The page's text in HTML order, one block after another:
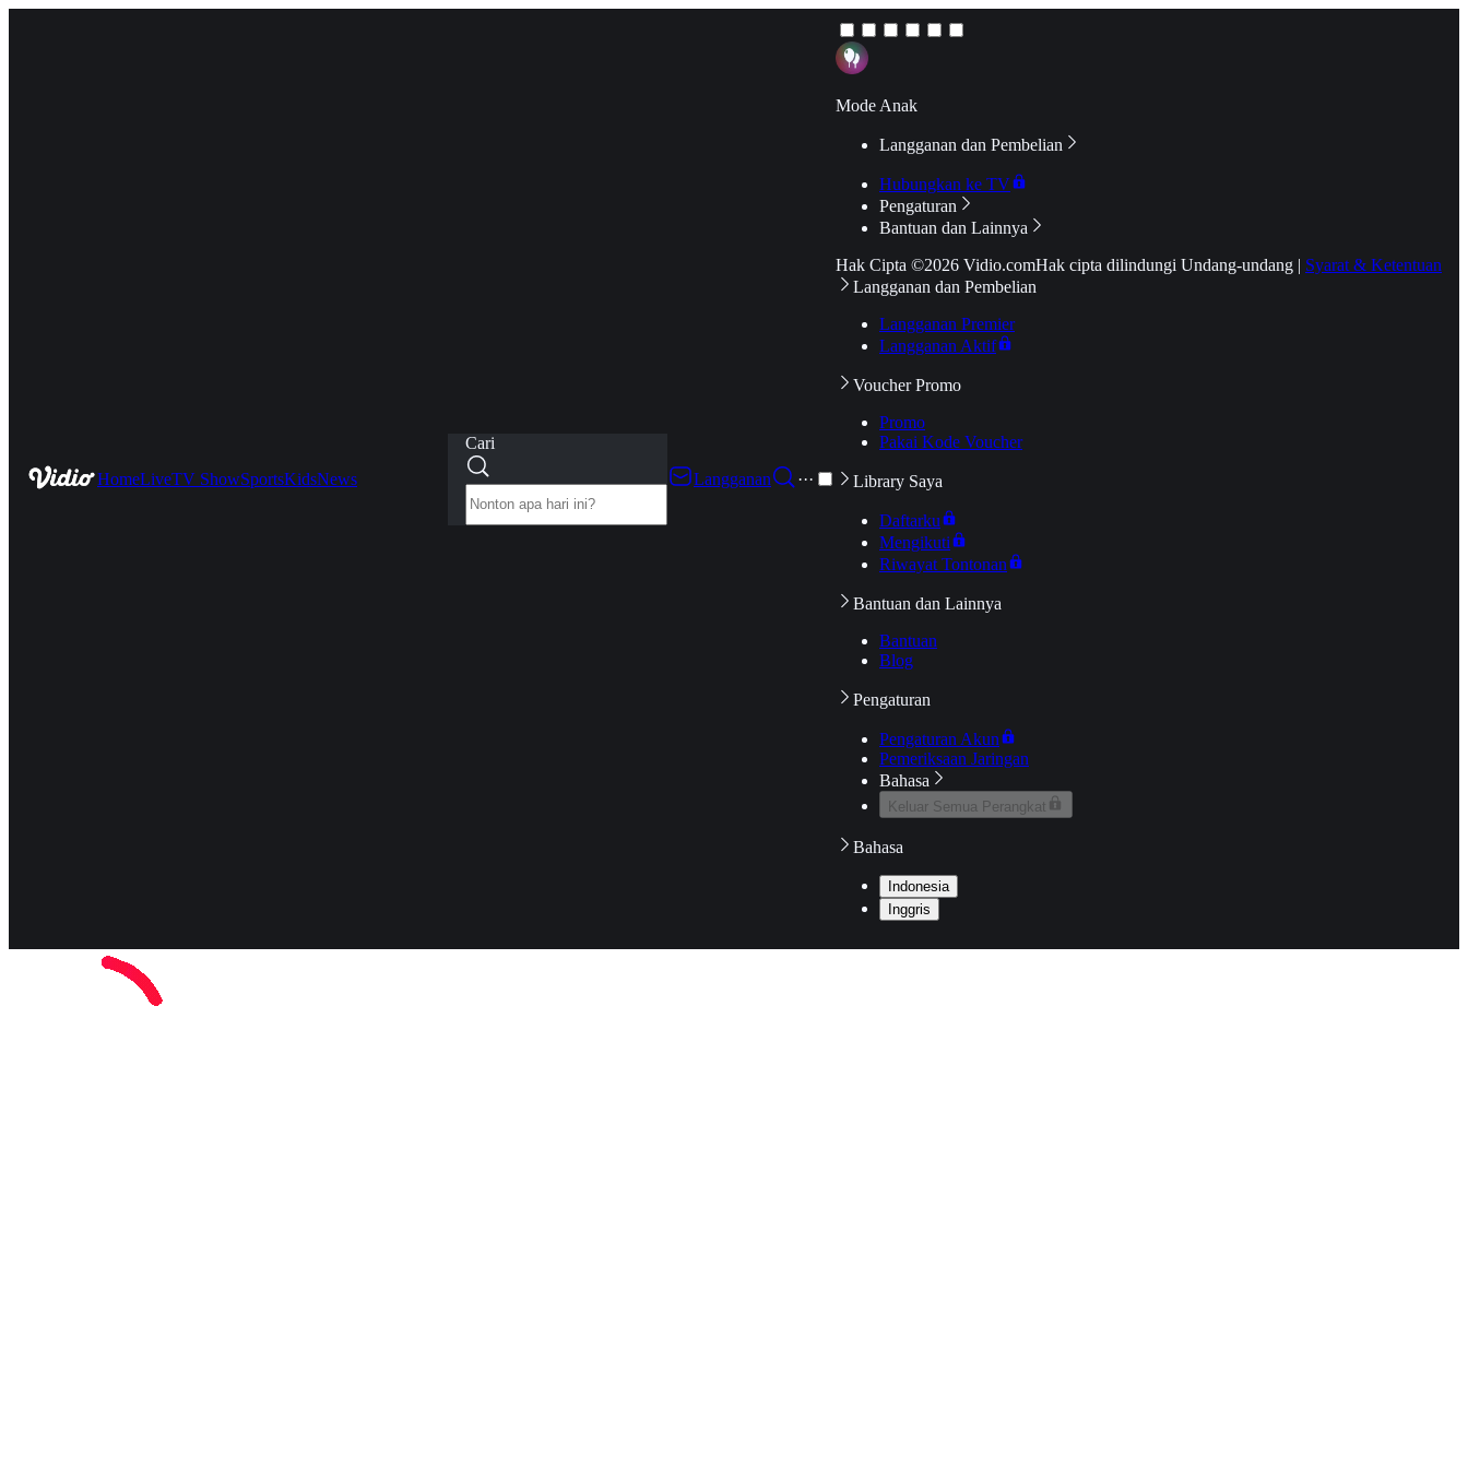
HomeLiveTV ShowSportsKidsNews
Cari
Langganan
···
Mode Anak
Langganan dan Pembelian
Hubungkan ke TV
Pengaturan
Bantuan dan Lainnya
Hak Cipta ©2026 Vidio.comHak cipta dilindungi Undang-undang | Syarat & Ketentuan
Langganan dan Pembelian
Langganan Premier
Langganan Aktif
Voucher Promo
Promo
Pakai Kode Voucher
Library Saya
Daftarku
Mengikuti
Riwayat Tontonan
Bantuan dan Lainnya
Bantuan
Blog
Pengaturan
Pengaturan Akun
Pemeriksaan Jaringan
Bahasa
Keluar Semua Perangkat
Bahasa
Indonesia
Inggris